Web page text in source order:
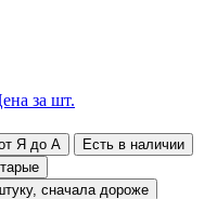
за шт.
Я до А
Есть в наличии
сначала дороже